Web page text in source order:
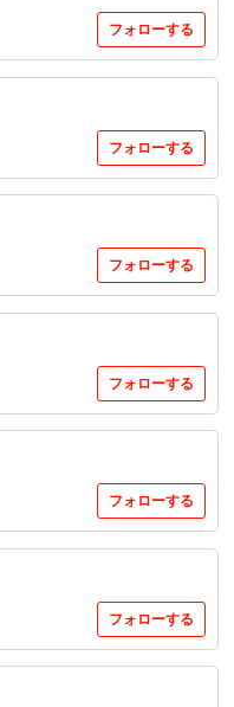
フォローする
フォローする
フォローする
フォローする
フォローする
フォローする